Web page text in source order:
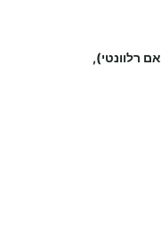
אם רלוונטי),